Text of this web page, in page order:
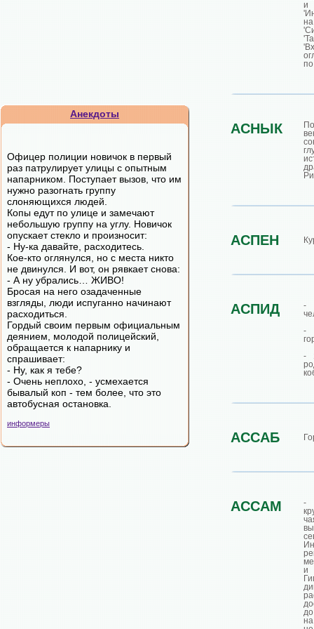
Анекдоты
Офицер полиции новичок в первый
раз патрулирует улицы с опытным
напарником. Поступает вызов, что им
нужно разогнать группу
слоняющихся людей.
Копы едут по улице и замечают
небольшую группу на углу. Новичок
опускает стекло и произносит:
- Ну-ка давайте, расходитесь.
Кое-кто оглянулся, но с места никто
не двинулся. И вот, он рявкает снова:
- А ну убрались… ЖИВО!
Бросая на него озадаченные
взгляды, люди испуганно начинают
расходиться.
Гордый своим первым официальным
деянием, молодой полицейский,
обращается к напарнику и
спрашивает:
- Ну, как я тебе?
- Очень неплохо, - усмехается
бывалый коп - тем более, что это
автобусная остановка.
информеры
и
АСНЫК
АСПЕН
АСПИД
-
-
-
АССАБ
АССАМ
-
и